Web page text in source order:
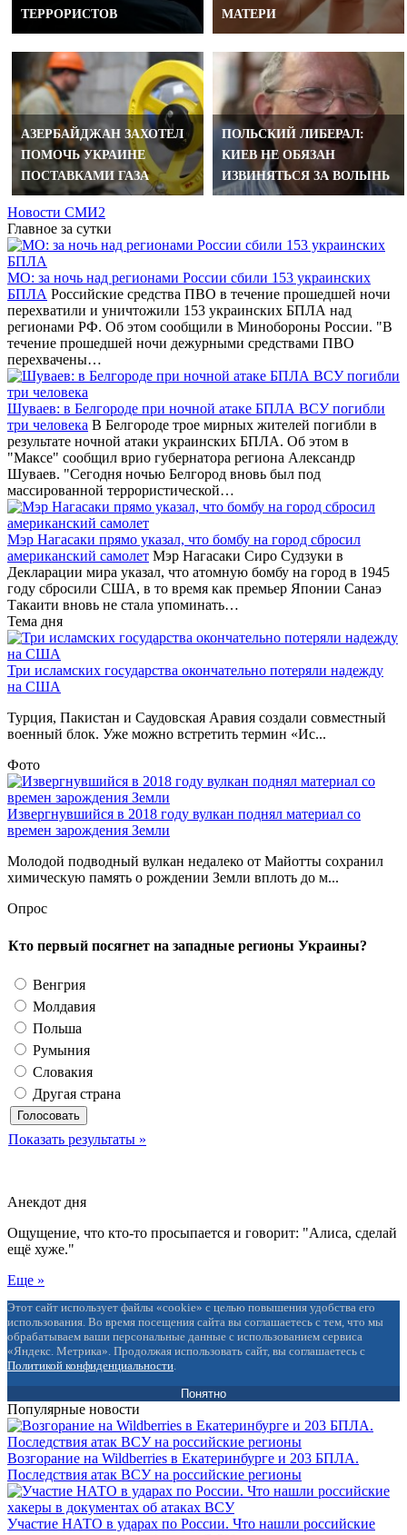
ТЕРРОРИСТОВ
МАТЕРИ
АЗЕРБАЙДЖАН ЗАХОТЕЛ
ПОМОЧЬ УКРАИНЕ
ПОСТАВКАМИ ГАЗА
ПОЛЬСКИЙ ЛИБЕРАЛ:
КИЕВ НЕ ОБЯЗАН
ИЗВИНЯТЬСЯ ЗА ВОЛЫНЬ
Новости СМИ2
Главное за сутки
МО: за ночь над регионами России сбили 153 украинских
БПЛА Российские средства ПВО в течение прошедшей ночи
перехватили и уничтожили 153 украинских БПЛА над
регионами РФ. Об этом сообщили в Минобороны России. "В
течение прошедшей ночи дежурными средствами ПВО
перехвачены…
Шуваев: в Белгороде при ночной атаке БПЛА ВСУ погибли
три человека В Белгороде трое мирных жителей погибли в
результате ночной атаки украинских БПЛА. Об этом в
"Максе" сообщил врио губернатора региона Александр
Шуваев. "Сегодня ночью Белгород вновь был под
массированной террористической…
Мэр Нагасаки прямо указал, что бомбу на город сбросил
американский самолет Мэр Нагасаки Сиро Судзуки в
Декларации мира указал, что атомную бомбу на город в 1945
году сбросили США, в то время как премьер Японии Санаэ
Такаити вновь не стала упоминать…
Тема дня
Три исламских государства окончательно потеряли надежду
на США
Турция, Пакистан и Саудовская Аравия создали совместный
военный блок. Уже можно встретить термин «Ис...
Фото
Извергнувшийся в 2018 году вулкан поднял материал со
времен зарождения Земли
Молодой подводный вулкан недалеко от Майотты сохранил
химическую память о рождении Земли вплоть до м...
Опрос
Кто первый посягнет на западные регионы Украины?
Венгрия
Молдавия
Польша
Румыния
Словакия
Другая страна
Показать результаты »
Анекдот дня
Ощущение, что кто-то просыпается и говорит: "Алиса, сделай
ещё хуже."
Еще »
Этот сайт использует файлы «cookie» с целью повышения удобства его
использования. Во время посещения сайта вы соглашаетесь с тем, что мы
обрабатываем ваши персональные данные с использованием сервиса
«Яндекс. Метрика». Продолжая использовать сайт, вы соглашаетесь с
Политикой конфиденциальности
Понятно
Популярные новости
Возгорание на Wildberries в Екатеринбурге и 203 БПЛА.
Последствия атак ВСУ на российские регионы
Участие НАТО в ударах по России. Что нашли российские